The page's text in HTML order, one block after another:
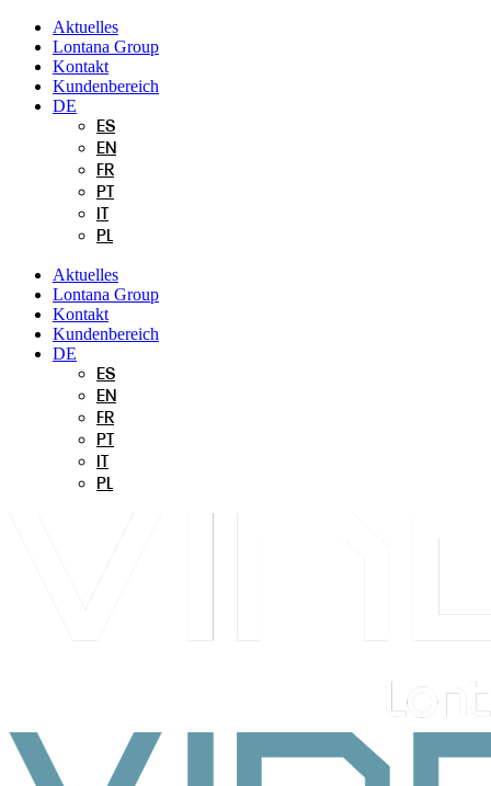
Zum
Inhalt
springen
Aktuelles
Lontana Group
Kontakt
Kundenbereich
DE
ES
EN
FR
PT
PL
Aktuelles
Lontana Group
Kontakt
Kundenbereich
DE
ES
EN
FR
PT
PL